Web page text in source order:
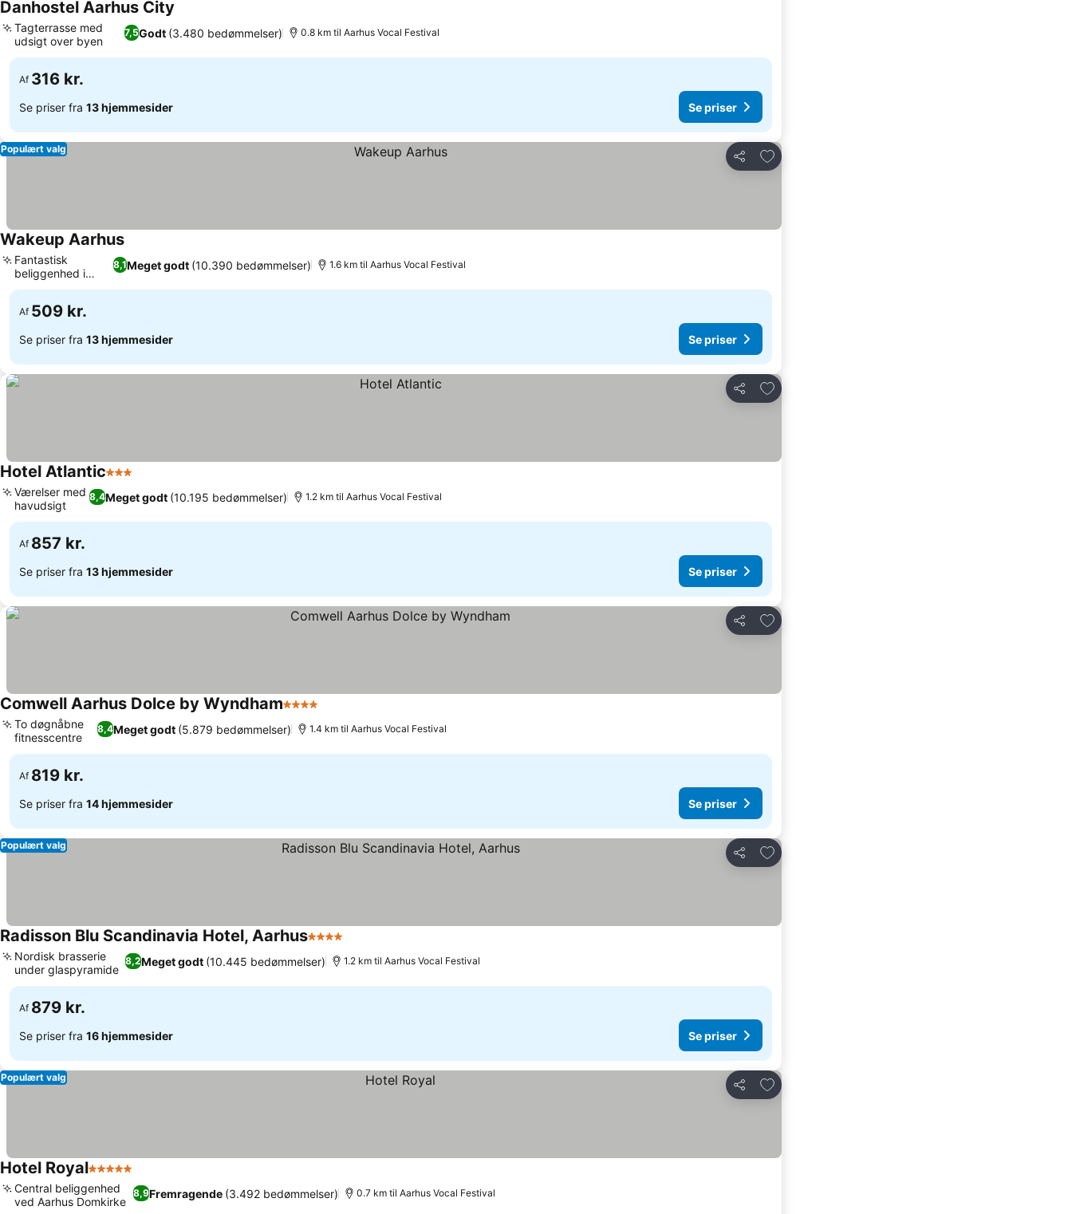
Danhostel Aarhus City
7,5Godt (3.480 bedømmelser)
Tagterrasse med
udsigt over byen
0.8 km til Aarhus Vocal Festival
Af 316 kr.
Se priser fra 13 hjemmesider Se priser
Del
Føj til favoritter
Populært valg
Wakeup Aarhus
8,1Meget godt (10.390 bedømmelser)
Fantastisk
beliggenhed i
centrum
1.6 km til Aarhus Vocal Festival
Af 509 kr.
Se priser fra 13 hjemmesider Se priser
Del
Føj til favoritter
Hotel Atlantic3 Stjerner
8,4Meget godt (10.195 bedømmelser)
Værelser med
havudsigt
1.2 km til Aarhus Vocal Festival
Af 857 kr.
Se priser fra 13 hjemmesider Se priser
Del
Føj til favoritter
Comwell Aarhus Dolce by Wyndham4 Stjerner
8,4Meget godt (5.879 bedømmelser)
To døgnåbne
fitnesscentre
1.4 km til Aarhus Vocal Festival
Af 819 kr.
Se priser fra 14 hjemmesider Se priser
Del
Føj til favoritter
Populært valg
Radisson Blu Scandinavia Hotel, Aarhus4 Stjerner
8,2Meget godt (10.445 bedømmelser)
Nordisk brasserie
under glaspyramide
1.2 km til Aarhus Vocal Festival
Af 879 kr.
Se priser fra 16 hjemmesider Se priser
Del
Føj til favoritter
Populært valg
Hotel Royal5 Stjerner
8,9Fremragende (3.492 bedømmelser)
Central beliggenhed
ved Aarhus Domkirke
0.7 km til Aarhus Vocal Festival